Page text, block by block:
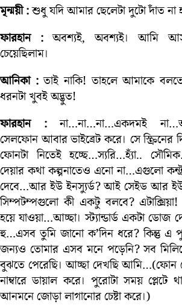
মৃন্ময়ী :শুধু যদি আমার ছেলেটা দুটো দাঁত না
ফারহান :অবশ্যই, অবশ্যই। আমি
চেয়েছিলাম।
আনিকা :তাই নাকি! তাহলে আমাকে
ধরনটা খুবই অদ্ভুত!
ফারহান :না…না…না…একদমই
সেলফোন আবার ভাইব্রেট করে। সে স্ক্রিনের
ফোনটা নিতেই হচ্ছে…স্যরি…হ্যাঁ..
দেয়ার কথা কল্পনাতেও এনো না…এগুলো
দেবে…আর ইউ ইনস্যুর্ড? আই সেইড আর
সিম্পটম্পগুলো কী একটু বলবে? এটাক্সিয়া!
হয়ে যাওয়া…আচ্ছা। স্ট্যান্ডার্ড একটা
হু…এসব তুমি জানো ক’দিন ধরে? কিন্তু এ
জন্যও তোমার এসব মনে পড়েনি? সব
বুঝতে পেরেছি। আচ্ছা দেখছি আমি…(ফোন
নাম্বারে ডায়াল করে। পুরোটা সময় প্লেটে
আনমনে জোড়া লাগানোর চেষ্টা করে।)